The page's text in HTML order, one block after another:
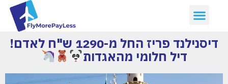
דיסנילנד פריז החל מ-1290 ש"ח לאדם!
דיל חלומי מהאגדות